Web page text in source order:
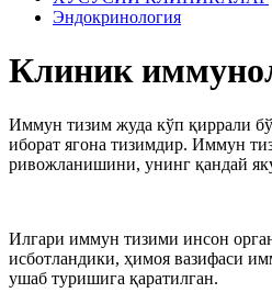
Эндокринология
Клиник
Иммун тизим жуда кўп қиррали
иборат ягона тизимдир. Иммун
ривожланишини, унинг қандай
Илгари иммун тизими инсон
исботландики, ҳимоя вазифаси
ушаб туришига қаратилган.